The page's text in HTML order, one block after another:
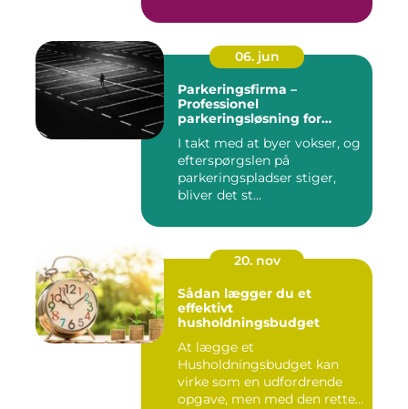
06. jun
Parkeringsfirma –
Professionel
parkeringsløsning for
I takt med at byer vokser, og
efterspørgslen på
parkeringspladser stiger,
bliver det st...
20. nov
Sådan lægger du et
effektivt
husholdningsbudget
At lægge et
Husholdningsbudget kan
virke som en udfordrende
opgave, men med den rette